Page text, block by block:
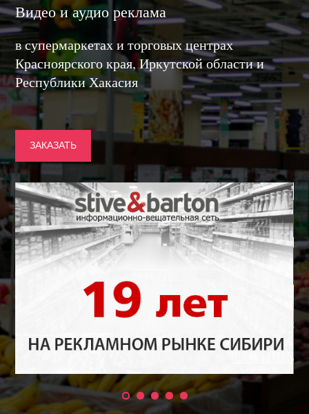
Видео и аудио реклама
в супермаркетах и торговых центрах
Красноярского края, Иркутской области и
Республики Хакасия
ЗАКАЗАТЬ